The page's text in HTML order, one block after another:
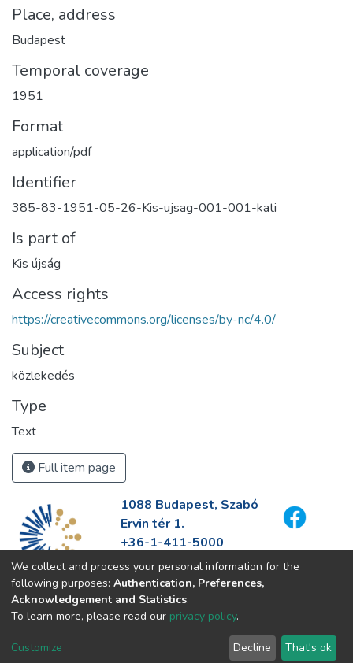
Place, address
Budapest
Temporal coverage
1951
Format
application/pdf
Identifier
385-83-1951-05-26-Kis-ujsag-001-001-kati
Is part of
Kis újság
Access rights
https://creativecommons.org/licenses/by-nc/4.0/
Subject
közlekedés
Type
Text
Full item page
1088 Budapest, Szabó
Ervin tér 1.
+36-1-411-5000
info@fszek.hu
https://fszek.hu
We collect and process your personal information for the
following purposes: Authentication, Preferences,
Acknowledgement and Statistics.
To learn more, please read our privacy policy.
Customize Decline That's ok